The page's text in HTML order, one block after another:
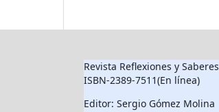
Revista Reflexiones y Saberes
ISBN-2389-7511(En línea)
Editor: Sergio Gómez Molina